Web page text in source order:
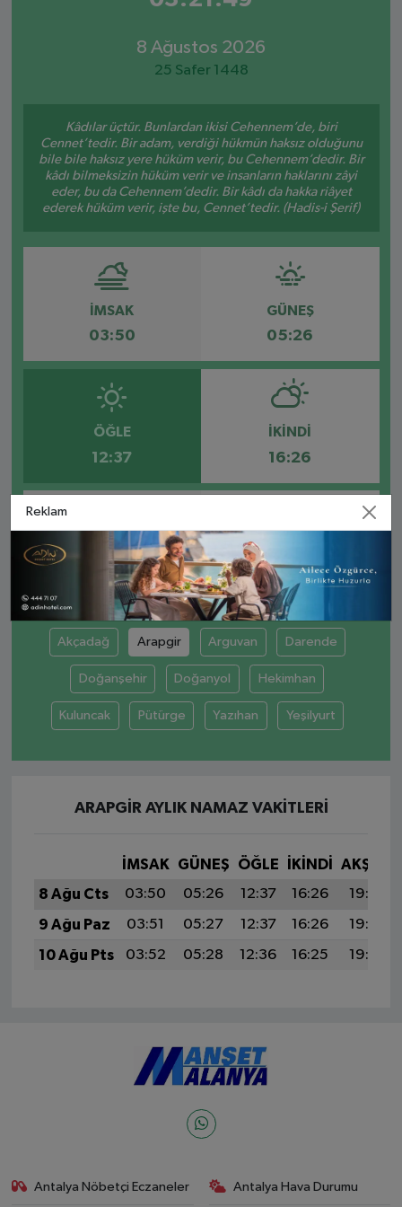
8 Ağustos 2026
25 Safer 1448
Kâdılar üçtür. Bunlardan ikisi Cehennem’de, biri
Cennet’tedir. Bir adam, verdiği hükmün haksız olduğunu
bile bile haksız yere hüküm verir, bu Cehennem’dedir. Bir
kâdı bilmeksizin hüküm verir ve insanların haklarını zâyi
eder, bu da Cehennem’dedir. Bir kâdı da hakka riâyet
ederek hüküm verir, işte bu, Cennet’tedir. (Hadis-i Şerif)
İMSAK
03:50
GÜNEŞ
05:26
ÖĞLE
12:37
İKINDI
16:26
AKŞAM
19:38 21:07
Akçadağ Arapgir Arguvan Darende
Doğanşehir Doğanyol Hekimhan
Kuluncak Pütürge Yazıhan Yeşilyurt
ARAPGIR AYLIK NAMAZ VAKITLERI
İMSAK GÜNEŞ ÖĞLE İKINDI
AKŞAM
8 Ağu Cts
03:50 05:26 12:37 16:26
19:38
9 Ağu Paz
03:51 05:27 12:37 16:26
19:37
10 Ağu Pts
03:52 05:28 12:36 16:25 19:35
Antalya Nöbetçi Eczaneler Antalya Hava Durumu
Reklam